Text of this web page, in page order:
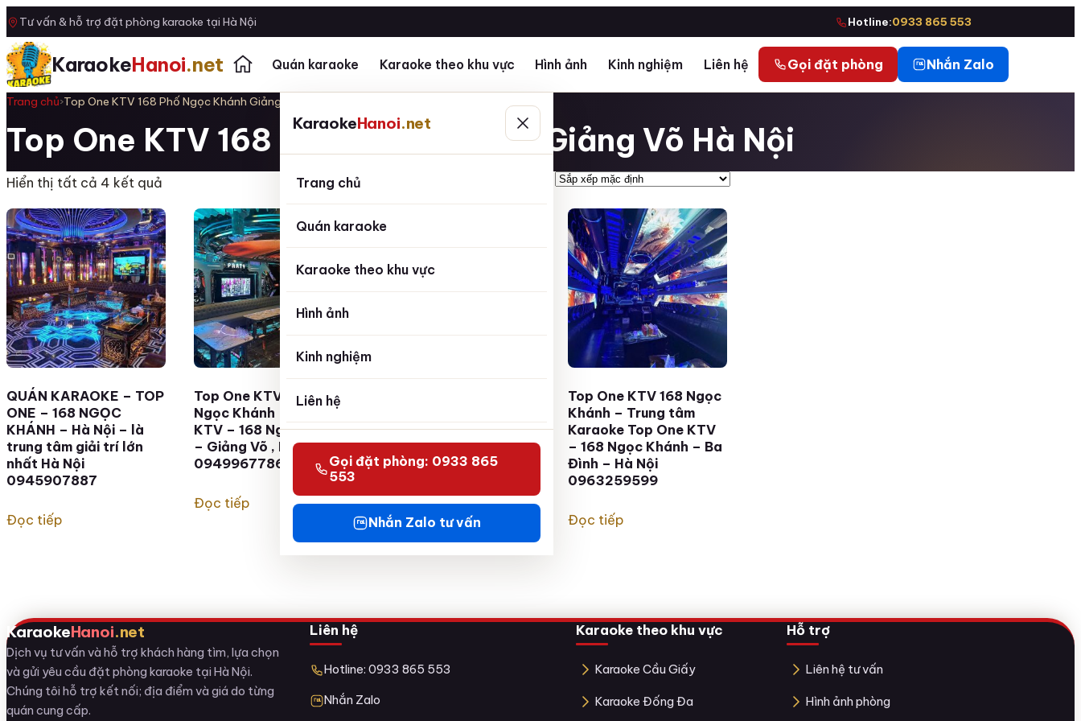
Tư vấn & hỗ trợ đặt phòng karaoke tại Hà Nội Hotline:0933 865 553
KaraokeHanoi.net Quán karaoke Karaoke theo khu vực Hình ảnh Kinh nghiệm Liên hệ Gọi đặt phòng Nhắn Zalo
KaraokeHanoi.net
Trang chủ
Quán karaoke
Karaoke theo khu vực
Hình ảnh
Kinh nghiệm
Liên hệ
Gọi đặt phòng: 0933 865
553
Nhắn Zalo tư vấn
Trang chủ›Top One KTV 168 Phố Ngọc Khánh Giảng Võ Hà Nội
Top One KTV 168 Phố Ngọc Khánh Giảng Võ Hà Nội
Hiển thị tất cả 4 kết quả
QUÁN KARAOKE – TOP
ONE – 168 NGỌC
KHÁNH – Hà Nội – là
trung tâm giải trí lớn
nhất Hà Nội
0945907887
Đọc tiếp
Top One KTV – 168
Ngọc Khánh | Top One
KTV – 168 Ngọc Khánh
– Giảng Võ , Hà Nội
0949967786
Đọc tiếp
Karaoke Top One KTV
– 168 Ngọc Khánh Ba
Đình Hà Nội
Đọc tiếp
Top One KTV 168 Ngọc
Khánh – Trung tâm
Karaoke Top One KTV
– 168 Ngọc Khánh – Ba
Đình – Hà Nội
0963259599
Đọc tiếp
KaraokeHanoi.net
Dịch vụ tư vấn và hỗ trợ khách hàng tìm, lựa chọn
và gửi yêu cầu đặt phòng karaoke tại Hà Nội.
Chúng tôi hỗ trợ kết nối; địa điểm và giá do từng
quán cung cấp.
Liên hệ
Hotline: 0933 865 553
Nhắn Zalo
Karaoke theo khu vực
Karaoke Cầu Giấy
Karaoke Đống Đa
Hỗ trợ
Liên hệ tư vấn
Hình ảnh phòng